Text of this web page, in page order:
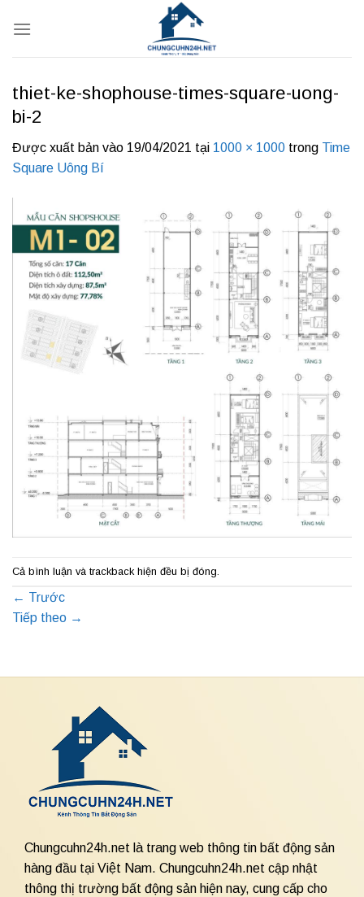
qua
thiet-ke-shophouse-times-square-uong-
bi-2
Được xuất bản vào 19/04/2021 tại 1000 × 1000 trong Time
Square Uông Bí
Cả bình luận và trackback hiện đều bị đóng.
← Trước
Tiếp theo →
Chungcuhn24h.net là trang web thông tin bất động sản
hàng đầu tại Việt Nam. Chungcuhn24h.net cập nhật
thông thị trường bất động sản hiện nay, cung cấp cho